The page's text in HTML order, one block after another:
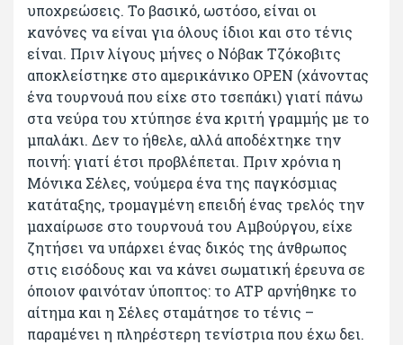
υποχρεώσεις. Το βασικό, ωστόσο, είναι οι
κανόνες να είναι για όλους ίδιοι και στο τένις
είναι. Πριν λίγους μήνες ο Νόβακ Τζόκοβιτς
αποκλείστηκε στο αμερικάνικο ΟPEN (χάνοντας
ένα τουρνουά που είχε στο τσεπάκι) γιατί πάνω
στα νεύρα του χτύπησε ένα κριτή γραμμής με το
μπαλάκι. Δεν το ήθελε, αλλά αποδέχτηκε την
ποινή: γιατί έτσι προβλέπεται. Πριν χρόνια η
Μόνικα Σέλες, νούμερα ένα της παγκόσμιας
κατάταξης, τρομαγμένη επειδή ένας τρελός την
μαχαίρωσε στο τουρνουά του Αμβούργου, είχε
ζητήσει να υπάρχει ένας δικός της άνθρωπος
στις εισόδους και να κάνει σωματική έρευνα σε
όποιον φαινόταν ύποπτος: το ATP αρνήθηκε το
αίτημα και η Σέλες σταμάτησε το τένις –
παραμένει η πληρέστερη τενίστρια που έχω δει.